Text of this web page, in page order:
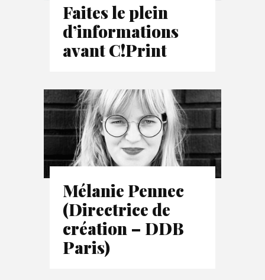
Faites le plein
d’informations
avant C!Print
Mélanie Pennec
(Directrice de
création – DDB
Paris)